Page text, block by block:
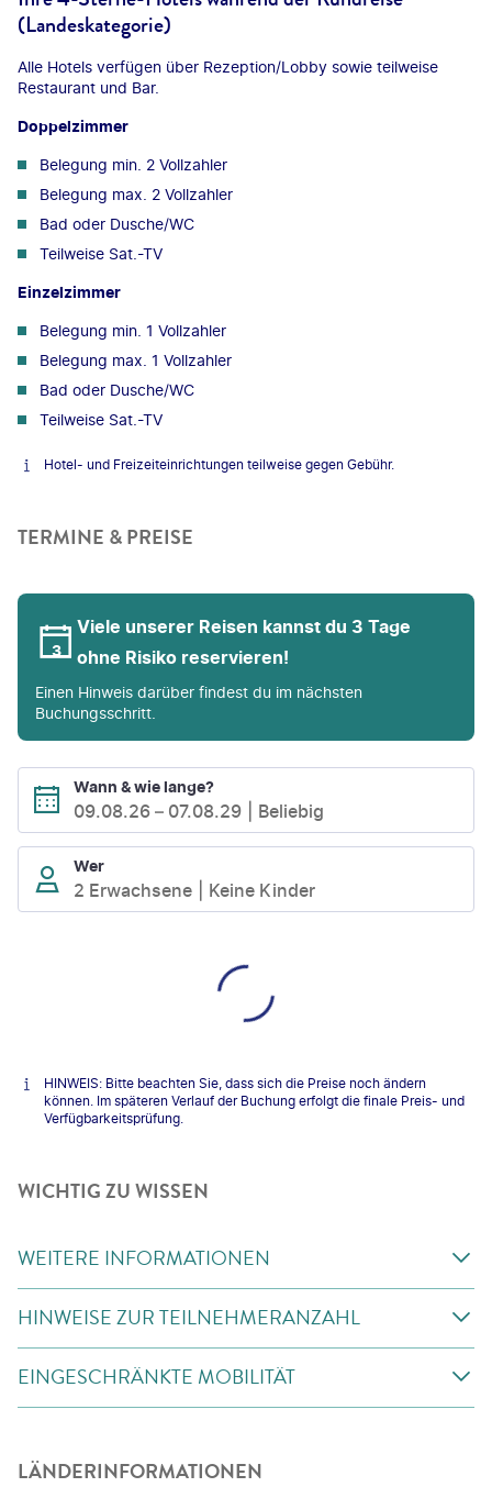
(Landeskategorie)
Alle Hotels verfügen über Rezeption/Lobby sowie teilweise
Restaurant und Bar.
Doppelzimmer
Belegung min. 2 Vollzahler
Belegung max. 2 Vollzahler
Bad oder Dusche/WC
Teilweise Sat.-TV
Einzelzimmer
Belegung min. 1 Vollzahler
Belegung max. 1 Vollzahler
Bad oder Dusche/WC
Teilweise Sat.-TV
Hotel- und Freizeiteinrichtungen teilweise gegen Gebühr.
TERMINE & PREISE
Viele unserer Reisen kannst du 3 Tage
ohne Risiko reservieren!
Einen Hinweis darüber findest du im nächsten
Buchungsschritt.
Wann & wie lange?
09.08.26 – 07.08.29 Beliebig
Wer
2 Erwachsene Keine Kinder
HINWEIS: Bitte beachten Sie, dass sich die Preise noch ändern
können. Im späteren Verlauf der Buchung erfolgt die finale Preis- und
Verfügbarkeitsprüfung.
WICHTIG ZU WISSEN
WEITERE INFORMATIONEN
HINWEISE ZUR TEILNEHMERANZAHL
EINGESCHRÄNKTE MOBILITÄT
LÄNDERINFORMATIONEN